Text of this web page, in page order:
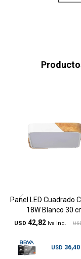
Panel LED Cuadrado
18W Blanco 30
USD 42,82
USD 36,40